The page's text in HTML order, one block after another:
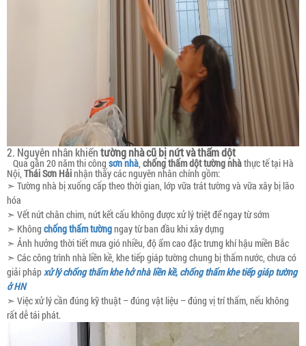
2. Nguyên nhân khiếntường nhà cũ bị nứt và thấm dột
Qua gần 20 năm thi công sơn nhà, chống thấm dột tường nhàthực tế tại Hà
Nội, Thái Sơn Hảinhận thấy các nguyên nhân chính gồm:
➣ Tường nhà bị xuống cấp theo thời gian, lớp vữa trát tường và vữa xây bị lão
hóa
➣ Vết nứt chân chim, nứt kết cấu không được xử lý triệt để ngay từ sớm
➣ Không chống thấm tườngngay từ ban đầu khi xây dựng
➣ Ảnh hưởng thời tiết mưa gió nhiều, độ ẩm cao đặc trưng khí hậu miền Bắc
➣ Các công trình nhà liền kề, khe tiếp giáp tường chung bị thấm nước, chưa có
giải phápxử lý chống thấm khe hở nhà liền kề, chống thấm khe tiếp giáp tường
ở HN
➣ Việc xử lý cần đúng kỹ thuật – đúng vật liệu – đúng vị trí thấm, nếu không
rất dễ tái phát.